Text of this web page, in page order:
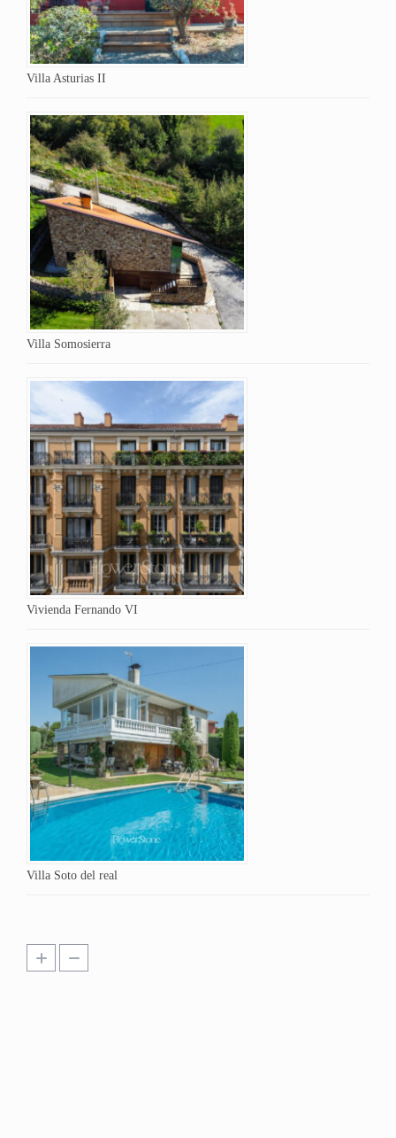
Villa Asturias II
Villa Somosierra
Vivienda Fernando VI
Villa Soto del real